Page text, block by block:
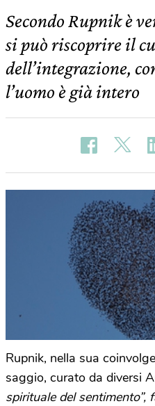
Secondo Rupnik è
si può riscoprire il
dell’integrazione,
l’uomo è già intero
Rupnik, nella sua
saggio, curato da diversi
spirituale del sentimento”,